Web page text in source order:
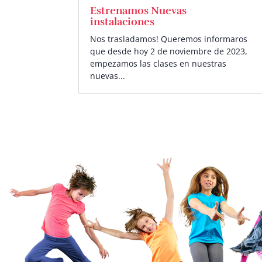
Estrenamos Nuevas
instalaciones
Nos trasladamos! Queremos informaros
que desde hoy 2 de noviembre de 2023,
empezamos las clases en nuestras
nuevas...